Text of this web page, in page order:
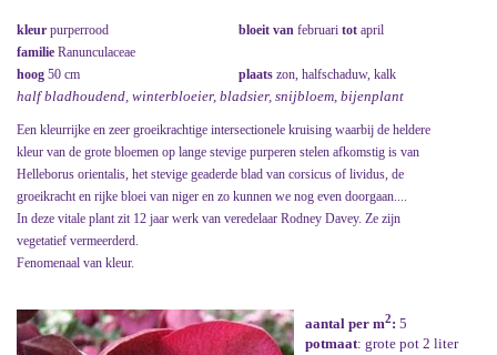
kleur purperrood bloeit van februari tot april
familie Ranunculaceae
hoog 50 cm plaats zon, halfschaduw, kalk
half bladhoudend, winterbloeier, bladsier, snijbloem, bijenplant
Een kleurrijke en zeer groeikrachtige intersectionele kruising waarbij de heldere
kleur van de grote bloemen op lange stevige purperen stelen afkomstig is van
Helleborus orientalis, het stevige geaderde blad van corsicus of lividus, de
groeikracht en rijke bloei van niger en zo kunnen we nog even doorgaan....
In deze vitale plant zit 12 jaar werk van veredelaar Rodney Davey. Ze zijn
vegetatief vermeerderd.
Fenomenaal van kleur.
aantal per m2: 5
potmaat: grote pot 2 liter